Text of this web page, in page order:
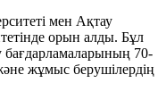
мен Ақтау
орын алды. Бұл
70-
жұмыс берушілердің